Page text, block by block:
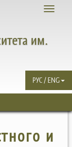
Toggle
им.
РУС / ENG
и